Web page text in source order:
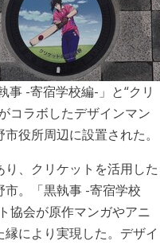
事 -寄宿学校編-」と“クリ
コラボしたデザインマン
役所周辺に設置された。
、クリケットを活用した
市。「黒執事 -寄宿学校
協会が原作マンガやアニ
により実現した。デザイ